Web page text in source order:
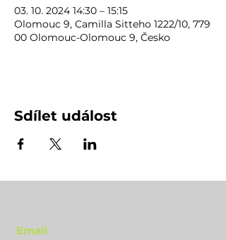
03. 10. 2024 14:30 – 15:15
Olomouc 9, Camilla Sitteho 1222/10, 779
00 Olomouc-Olomouc 9, Česko
Sdílet událost
Email